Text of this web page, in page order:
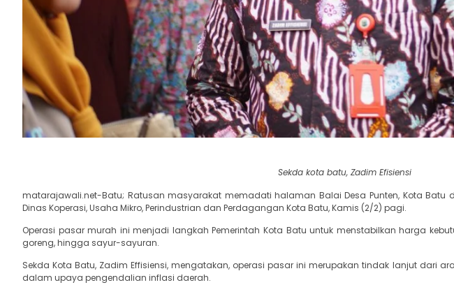
Sekda kota batu, Zadim Efisiensi
matarajawali.net-Batu; Ratusan masyarakat memadati halaman Balai Desa Punten, Kota
Dinas Koperasi, Usaha Mikro, Perindustrian dan Perdagangan Kota Batu, Kamis (2/2) pagi.
Operasi pasar murah ini menjadi langkah Pemerintah Kota Batu untuk menstabilkan harga
goreng, hingga sayur-sayuran.
Sekda Kota Batu, Zadim Effisiensi, mengatakan, operasi pasar ini merupakan tindak lanjut dari
dalam upaya pengendalian inflasi daerah.